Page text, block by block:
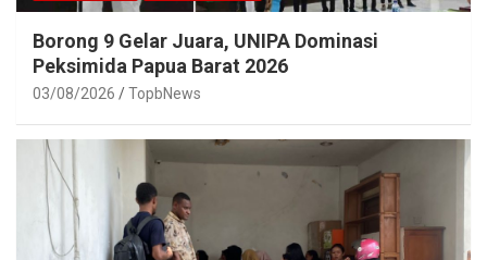
Borong 9 Gelar Juara, UNIPA Dominasi
Peksimida Papua Barat 2026
03/08/2026 TopbNews